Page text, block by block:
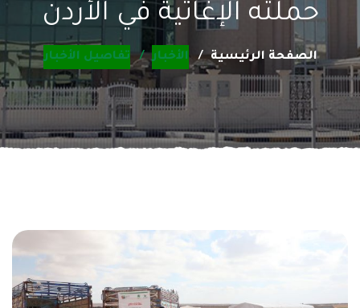
حملته الإغاثية في الأردن
الصفحة الرئيسية الأخبار تفاصيل الأخبار